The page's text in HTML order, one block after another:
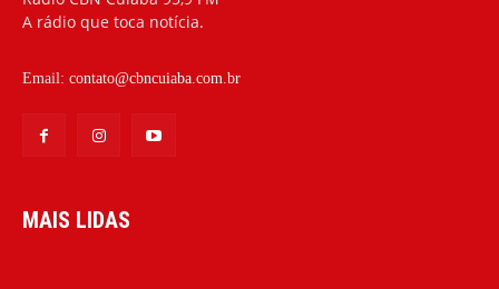
A rádio que toca notícia.
Email: contato@cbncuiaba.com.br
MAIS LIDAS